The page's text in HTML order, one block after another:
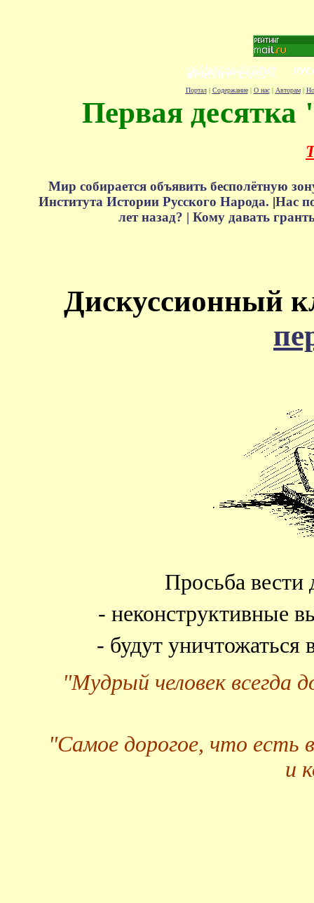
Портал| Содержание| О нас| Авторам|
Первая десятка
Мир собирается объявить бесполётную
Института Истории Русского Народа. |Нас
лет назад? | Кому давать
Дискуссионный
Просьба вести
- неконструктивные
- будут
"Мудрый человек всегда
"Самое дорогое, что есть
и